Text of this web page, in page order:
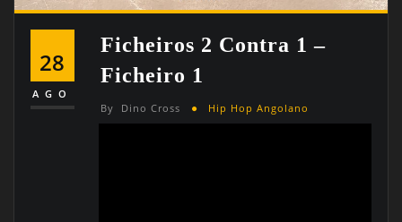
28
AGO
Ficheiros 2 Contra 1 –
Ficheiro 1
By Dino Cross Hip Hop Angolano